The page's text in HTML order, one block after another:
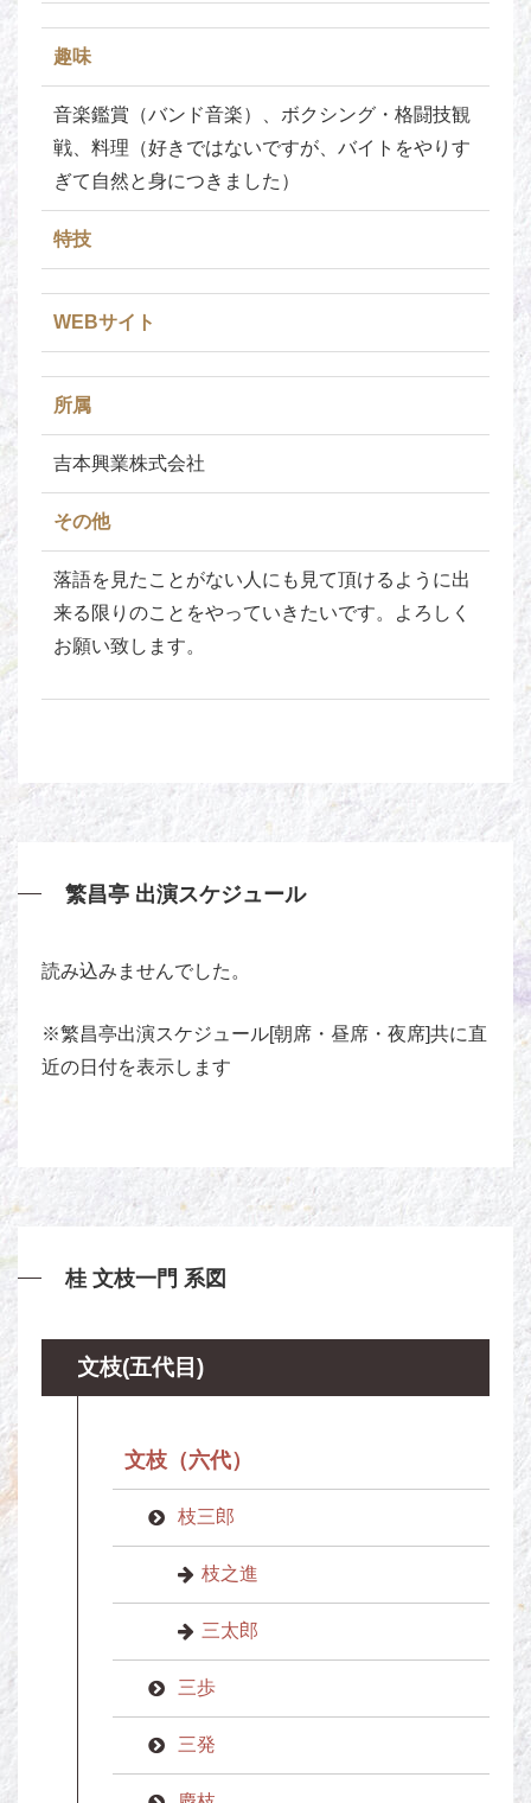
趣味
音楽鑑賞（バンド音楽）、ボクシング・格闘技観
戦、料理（好きではないですが、バイトをやりす
ぎて自然と身につきました）
特技
WEBサイト
所属
吉本興業株式会社
その他
落語を見たことがない人にも見て頂けるように出
来る限りのことをやっていきたいです。よろしく
お願い致します。
繁昌亭 出演スケジュール
読み込みませんでした。
※繁昌亭出演スケジュール[朝席・昼席・夜席]共に直
近の日付を表示します
桂 文枝一門 系図
文枝(五代目)
文枝（六代）
枝三郎
枝之進
三太郎
三歩
三発